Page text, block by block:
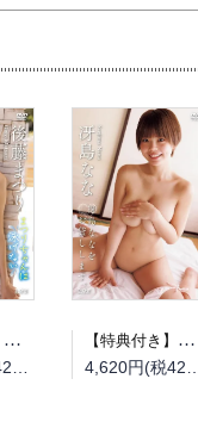
【特典付き】後藤まつり まつりちゃんは泳げない[DVD]（ライン）
【特典付き】冴島なな 冴島ななをお貸しします。[DVD]（ライン）